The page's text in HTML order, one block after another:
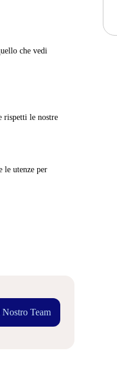
che vedi
rispetti le nostre
le utenze per
Team